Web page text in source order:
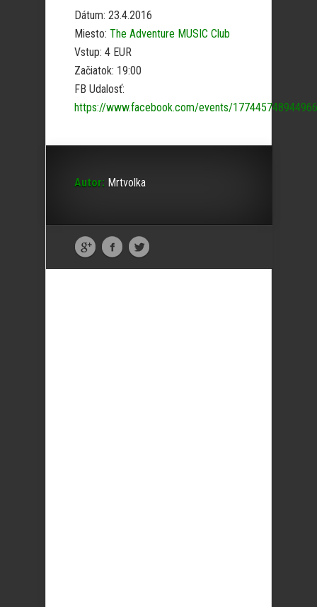
Dátum: 23.4.2016
Miesto: The Adventure MUSIC Club
Vstup: 4 EUR
Začiatok: 19:00
FB Udalosť:
https://www.facebook.com/events/
Autor: Mrtvolka